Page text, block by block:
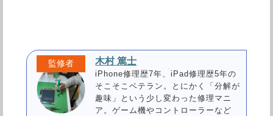
木村 篤士
iPhone修理歴7年、iPad修理歴5年の
そこそこベテラン。とにかく「分解が
趣味」という少し変わった修理マニ
ア。ゲーム機やコントローラーなど